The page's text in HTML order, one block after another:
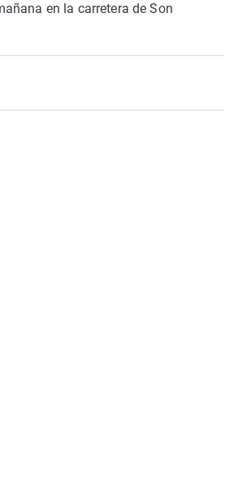
en la carretera de Son